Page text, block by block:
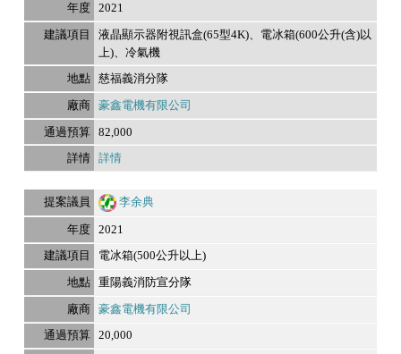
2021
液晶顯示器附視訊盒(65型4K)、電冰箱(600公升(含)以
上)、冷氣機
慈福義消分隊
豪鑫電機有限公司
82,000
詳情
李余典
2021
電冰箱(500公升以上)
重陽義消防宣分隊
豪鑫電機有限公司
20,000